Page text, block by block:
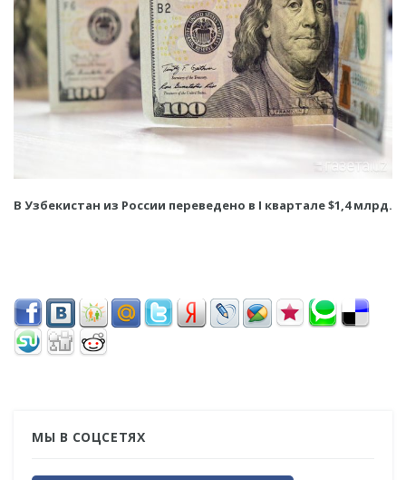
В Узбекистан из России переведено в I квартале $1,4 млрд.
МЫ В СОЦСЕТЯХ